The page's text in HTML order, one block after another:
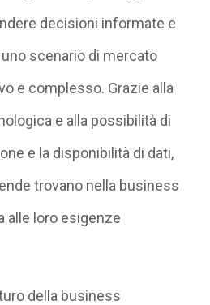
decisioni informate e
scenario di mercato
e complesso. Grazie alla
e alla possibilità di
e la disponibilità di dati,
trovano nella business
alle loro esigenze
della business